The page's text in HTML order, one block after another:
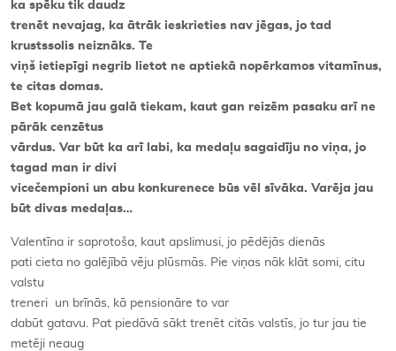
ka spēku tik daudz
trenēt nevajag, ka ātrāk ieskrieties nav jēgas, jo tad
krustssolis neiznāks. Te
viņš ietiepīgi negrib lietot ne aptiekā nopērkamos vitamīnus,
te citas domas.
Bet kopumā jau galā tiekam, kaut gan reizēm pasaku arī ne
pārāk cenzētus
vārdus. Var būt ka arī labi, ka medaļu sagaidīju no viņa, jo
tagad man ir divi
vicečempioni un abu konkurenece būs vēl sīvāka. Varēja jau
būt divas medaļas…
Valentīna ir saprotoša, kaut apslimusi, jo pēdējās dienās
pati cieta no galējībā vēju plūsmās. Pie viņas nāk klāt somi, citu
valstu
treneri un brīnās, kā pensionāre to var
dabūt gatavu. Pat piedāvā sākt trenēt citās valstīs, jo tur jau tie
metēji neaug